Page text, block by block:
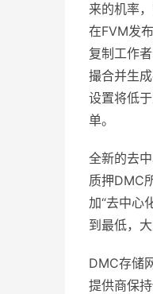
来的机率
在FVM发
复制工作
撮合并生
设置将低
单。
全新的去
质押DMC
加“去中心
到最低，
DMC存储
提供商保